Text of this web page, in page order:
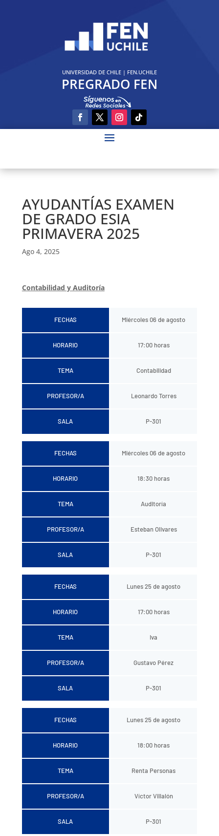
UNIVERSIDAD DE CHILE| FEN.UCHILE
PREGRADO FEN
AYUDANTÍAS EXAMEN
DE GRADO ESIA
PRIMAVERA 2025
Ago 4, 2025
Contabilidad y Auditoría
FECHAS
HORARIO
TEMA
PROFESOR/A
SALA
Miércoles 06 de agosto
17:00 horas
Contabilidad
Leonardo Torres
P-301
FECHAS
HORARIO
TEMA
PROFESOR/A
SALA
Miércoles 06 de agosto
18:30 horas
Auditoría
Esteban Olivares
P-301
FECHAS
HORARIO
TEMA
PROFESOR/A
SALA
Lunes 25 de agosto
17:00 horas
Iva
Gustavo Pérez
P-301
FECHAS
HORARIO
TEMA
PROFESOR/A
SALA
Lunes 25 de agosto
18:00 horas
Renta Personas
Víctor Villalón
P-301